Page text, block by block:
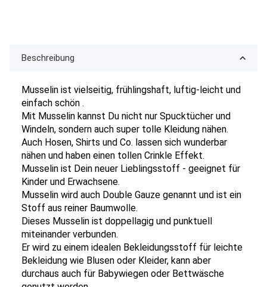
Beschreibung
Musselin ist vielseitig, frühlingshaft, luftig-leicht und
einfach schön .
Mit Musselin kannst Du nicht nur Spucktücher und
Windeln, sondern auch super tolle Kleidung nähen.
Auch Hosen, Shirts und Co. lassen sich wunderbar
nähen und haben einen tollen Crinkle Effekt.
Musselin ist Dein neuer Lieblingsstoff - geeignet für
Kinder und Erwachsene.
Musselin wird auch Double Gauze genannt und ist ein
Stoff aus reiner Baumwolle.
Dieses Musselin ist doppellagig und punktuell
miteinander verbunden.
Er wird zu einem idealen Bekleidungsstoff für leichte
Bekleidung wie Blusen oder Kleider, kann aber
durchaus auch für Babywiegen oder Bettwäsche